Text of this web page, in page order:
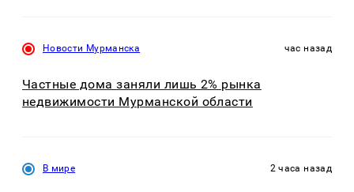
Новости Мурманска час назад
Частные дома заняли лишь 2% рынка
недвижимости Мурманской области
В мире 2 часа назад